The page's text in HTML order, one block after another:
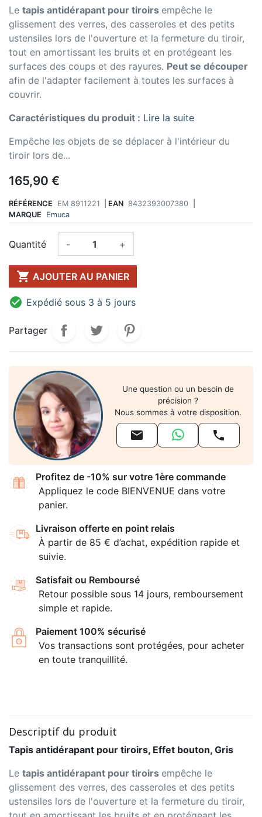
Le tapis antidérapant pour tiroirs empêche le
glissement des verres, des casseroles et des petits
ustensiles lors de l'ouverture et la fermeture du tiroir,
tout en amortissant les bruits et en protégeant les
surfaces des coups et des rayures. Peut se découper
afin de l'adapter facilement à toutes les surfaces à
couvrir.
Caractéristiques du produit : Lire la suite
Empêche les objets de se déplacer à l'intérieur du
tiroir lors de...
165,90 €
RÉFÉRENCE EM 8911221 EAN 8432393007380
MARQUE
Emuca
Quantité - +
 AJOUTER AU PANIER
 Expédié sous 3 à 5 jours
Partager
Une question ou un besoin de
précision ?
Nous sommes à votre disposition.
 
Profitez de -10% sur votre 1ère commande
Appliquez le code BIENVENUE dans votre
panier.
Livraison offerte en point relais
À partir de 85 € d’achat, expédition rapide et
suivie.
Satisfait ou Remboursé
Retour possible sous 14 jours, remboursement
simple et rapide.
Paiement 100% sécurisé
Vos transactions sont protégées, pour acheter
en toute tranquillité.
Descriptif du produit
Tapis antidérapant pour tiroirs, Effet bouton, Gris
Le tapis antidérapant pour tiroirs empêche le
glissement des verres, des casseroles et des petits
ustensiles lors de l'ouverture et la fermeture du tiroir,